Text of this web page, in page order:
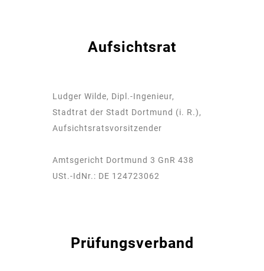
Aufsichtsrat
Ludger Wilde, Dipl.-Ingenieur,
Stadtrat der Stadt Dortmund (i. R.),
Aufsichtsratsvorsitzender
Amtsgericht Dortmund 3 GnR 438
USt.-IdNr.: DE 124723062
Prüfungsverband